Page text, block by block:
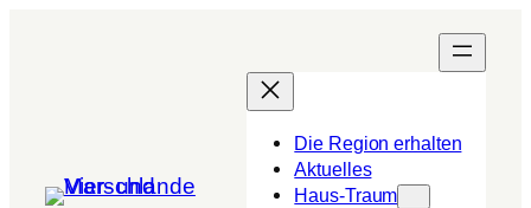
Die Region erhalten
Aktuelles
Haus-Traum